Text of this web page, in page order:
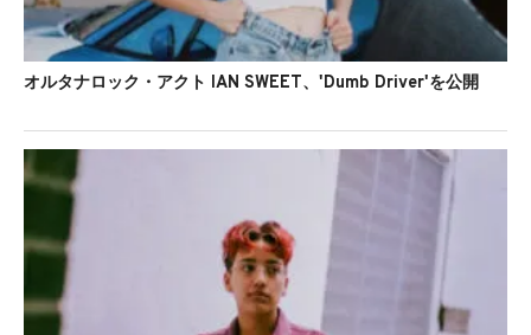
オルタナロック・アクト IAN SWEET、'Dumb Driver'を公開